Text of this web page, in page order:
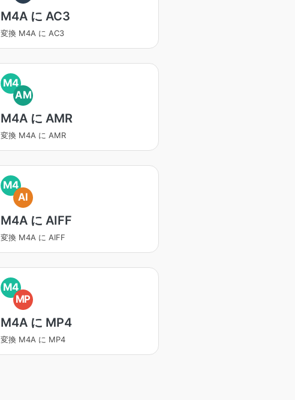
M4A に AC3
変換 M4A に AC3
M4
AM
M4A に AMR
変換 M4A に AMR
M4
AI
M4A に AIFF
変換 M4A に AIFF
M4
MP
M4A に MP4
変換 M4A に MP4